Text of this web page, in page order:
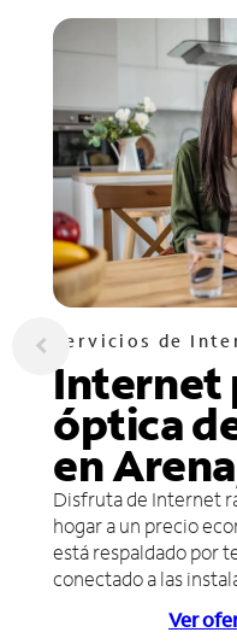
Servicios de
Internet
óptica
en
Disfruta de Internet
hogar a un precio
está respaldado por
conectado a las
Ver